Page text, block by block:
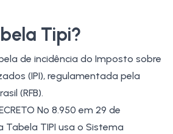
Tipi?
de incidência do Imposto sobre
(IPI), regulamentada pela
(RFB).
Nº 8.950 em 29 de
Tabela TIPI usa o Sistema